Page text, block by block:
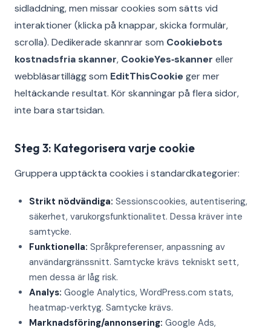
sidladdning, men missar cookies som sätts vid
interaktioner (klicka på knappar, skicka formulär,
scrolla). Dedikerade skannrar som Cookiebots
kostnadsfria skanner, CookieYes‑skanner eller
webbläsartillägg som EditThisCookieger mer
heltäckande resultat. Kör skanningar på flera sidor,
inte bara startsidan.
Steg 3: Kategorisera varje cookie
Gruppera upptäckta cookies i standardkategorier:
Strikt nödvändiga: Sessionscookies, autentisering,
säkerhet, varukorgsfunktionalitet. Dessa kräver inte
samtycke.
Funktionella: Språkpreferenser, anpassning av
användargränssnitt. Samtycke krävs tekniskt sett,
men dessa är låg risk.
Analys: Google Analytics, WordPress.com stats,
heatmap‑verktyg. Samtycke krävs.
Marknadsföring/annonsering: Google Ads,